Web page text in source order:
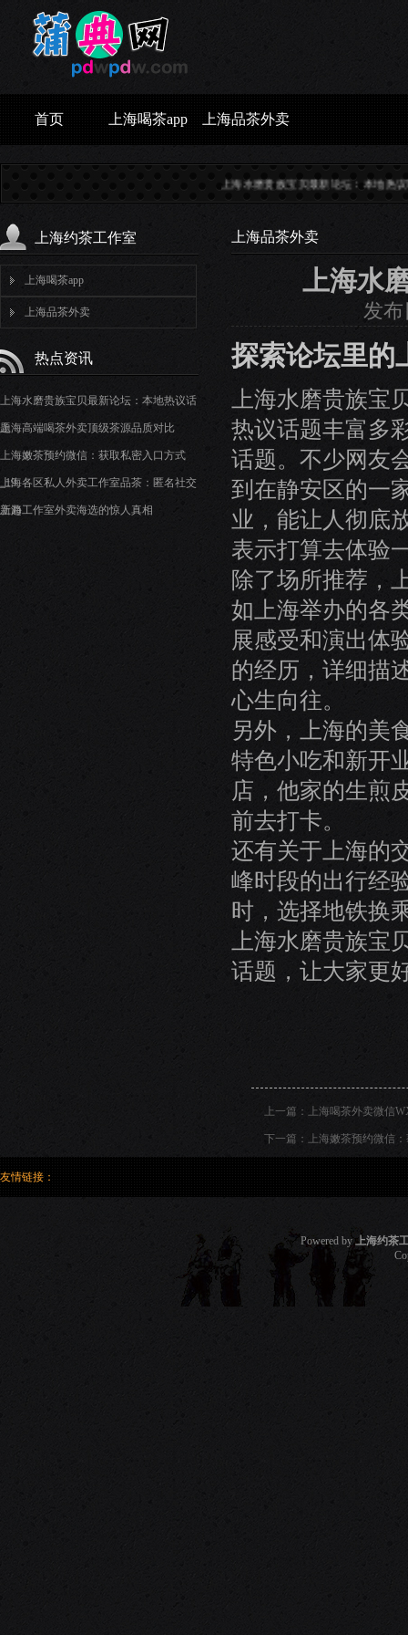
首页 上海喝茶app 上海品茶外卖
上海水磨贵族宝贝最新论坛：本地热议话题... 上
上海约茶工作室
上海喝茶app
上海品茶外卖
热点资讯
上海水磨贵族宝贝最新论坛：本地热议话
题
上海高端喝茶外卖顶级茶源品质对比
上海嫩茶预约微信：获取私密入口方式
_19
上海各区私人外卖工作室品茶：匿名社交
新趋
上海工作室外卖海选的惊人真相
上海品茶外卖
上海水
发布
探索论坛里的
上海水磨贵族宝
热议话题丰富多
话题。不少网友
到在静安区的一
业，能让人彻底
表示打算去体验
除了场所推荐，
如上海举办的各
展感受和演出体
的经历，详细描
心生向往。
另外，上海的美
特色小吃和新开
店，他家的生煎
前去打卡。
还有关于上海的
峰时段的出行经
时，选择地铁换
上海水磨贵族宝
话题，让大家更
上一篇： 上海喝茶外卖微信
下一篇： 上海嫩茶预约微信
友情链接：
Powered by上海约茶